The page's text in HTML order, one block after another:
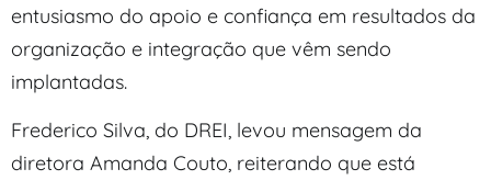
entusiasmo do apoio e confiança em resultados da
organização e integração que vêm sendo
implantadas.
Frederico Silva, do DREI, levou mensagem da
diretora Amanda Couto, reiterando que está